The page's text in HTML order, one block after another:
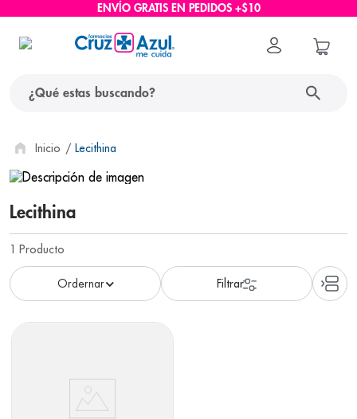
ENVÍO GRATIS EN PEDIDOS +$10
Lecithina
Lecithina
1 Producto
términos más buscados
1. protector solar
2. pañales
3. eucerin
4. cerave
nivea
6. bioderma
panolini